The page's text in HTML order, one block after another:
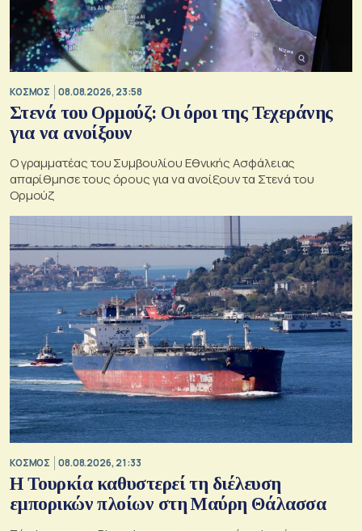
ΚΟΣΜΟΣ 08.08.2026, 23:58
Στενά του Ορμούζ: Οι όροι της Τεχεράνης
για να ανοίξουν
Ο γραμματέας του Συμβουλίου Εθνικής Ασφάλειας
απαρίθμησε τους όρους για να ανοίξουν τα Στενά του
Ορμούζ
ΚΟΣΜΟΣ 08.08.2026, 21:33
Η Τουρκία καθυστερεί τη διέλευση
εμπορικών πλοίων στη Μαύρη Θάλασσα